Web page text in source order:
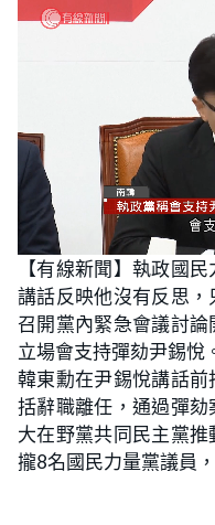
U
n
m
t
e
o
a
d
e
d
:
6
2
.
7
9
%
【有線新聞】執政國
講話反映他沒有反思
召開黨內緊急會議討
立場會支持彈劾尹錫悅
韓東勳在尹錫悅講話
括辭職離任，通過彈
大在野黨共同民主黨
攏8名國民力量黨議員